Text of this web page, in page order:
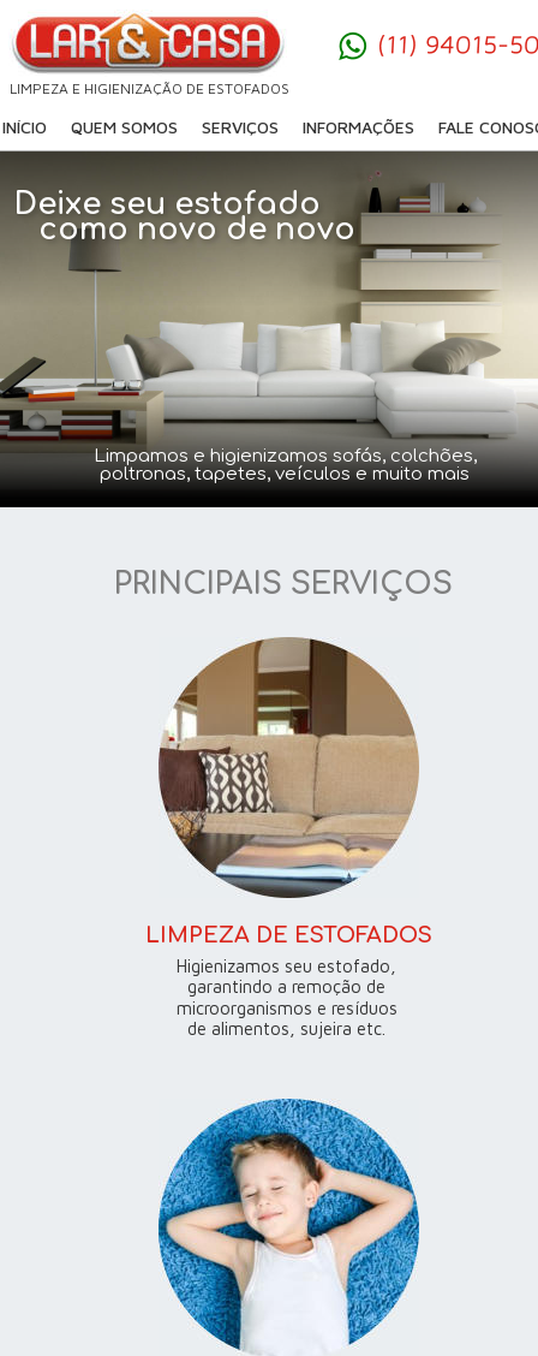
LIMPEZA E HIGIENIZAÇÃO DE ESTOFADOS
Deixe seu estofado
   como novo de novo
INÍCIO QUEM SOMOS SERVIÇOS INFORMAÇÕES FALE
PRINCIPAIS SERVIÇOS
LIMPEZA DE ESTOFADOS
Higienizamos seu estofado,
garantindo a remoção de
microorganismos e resíduos
de alimentos, sujeira etc.
Limpamos e higienizamos sofás, colchões,
poltronas, tapetes, veículos e muito mais